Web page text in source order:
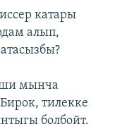
катары
алып,
мынча
тилекке
болбойт.